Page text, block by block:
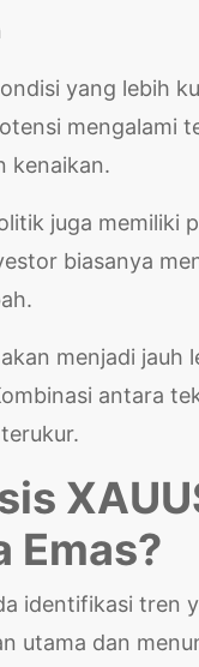
yang lebih
mengalami
kenaikan.
juga memiliki
biasanya
menjadi
antara
Emas?
identifikasi tren
utama dan